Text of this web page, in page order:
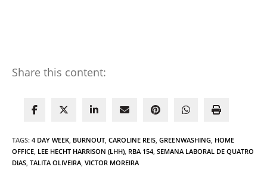
Share this content:
TAGS: 4 DAY WEEK, BURNOUT, CAROLINE REIS, GREENWASHING, HOME
OFFICE, LEE HECHT HARRISON (LHH), RBA 154, SEMANA LABORAL DE QUATRO
DIAS, TALITA OLIVEIRA, VICTOR MOREIRA